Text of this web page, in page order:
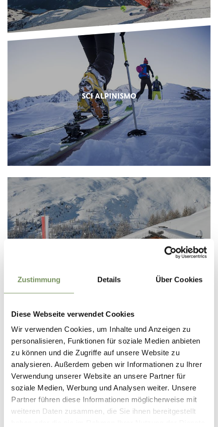
Zustimmung Details Über Cookies
Diese Webseite verwendet Cookies
Wir verwenden Cookies, um Inhalte und Anzeigen zu
personalisieren, Funktionen für soziale Medien anbieten
zu können und die Zugriffe auf unsere Website zu
analysieren. Außerdem geben wir Informationen zu Ihrer
Verwendung unserer Website an unsere Partner für
soziale Medien, Werbung und Analysen weiter. Unsere
Partner führen diese Informationen möglicherweise mit
weiteren Daten zusammen, die Sie ihnen bereitgestellt
SCI ALPINISMO
SCI DI FONDO